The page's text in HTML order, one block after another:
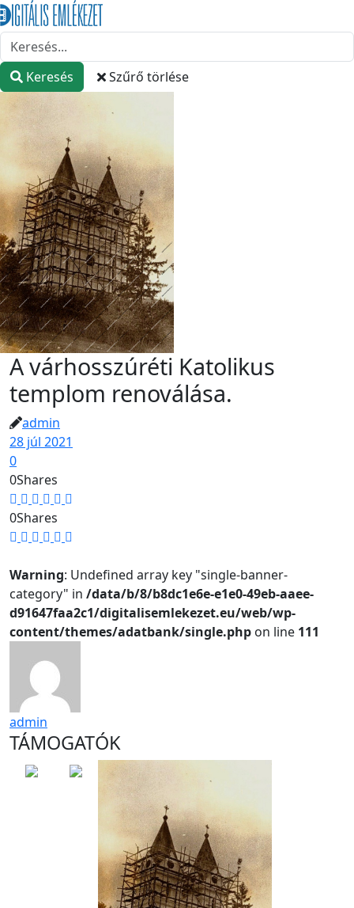
Keresés Szűrő törlése
A várhosszúréti Katolikus
templom renoválása.
admin
28 júl 2021
0
0Shares
0Shares
Warning: Undefined array key "single-banner-
category" in /data/b/8/b8dc1e6e-e1e0-49eb-aaee-
d91647faa2c1/digitalisemlekezet.eu/web/wp-
content/themes/adatbank/single.php on line 111
admin
TÁMOGATÓK